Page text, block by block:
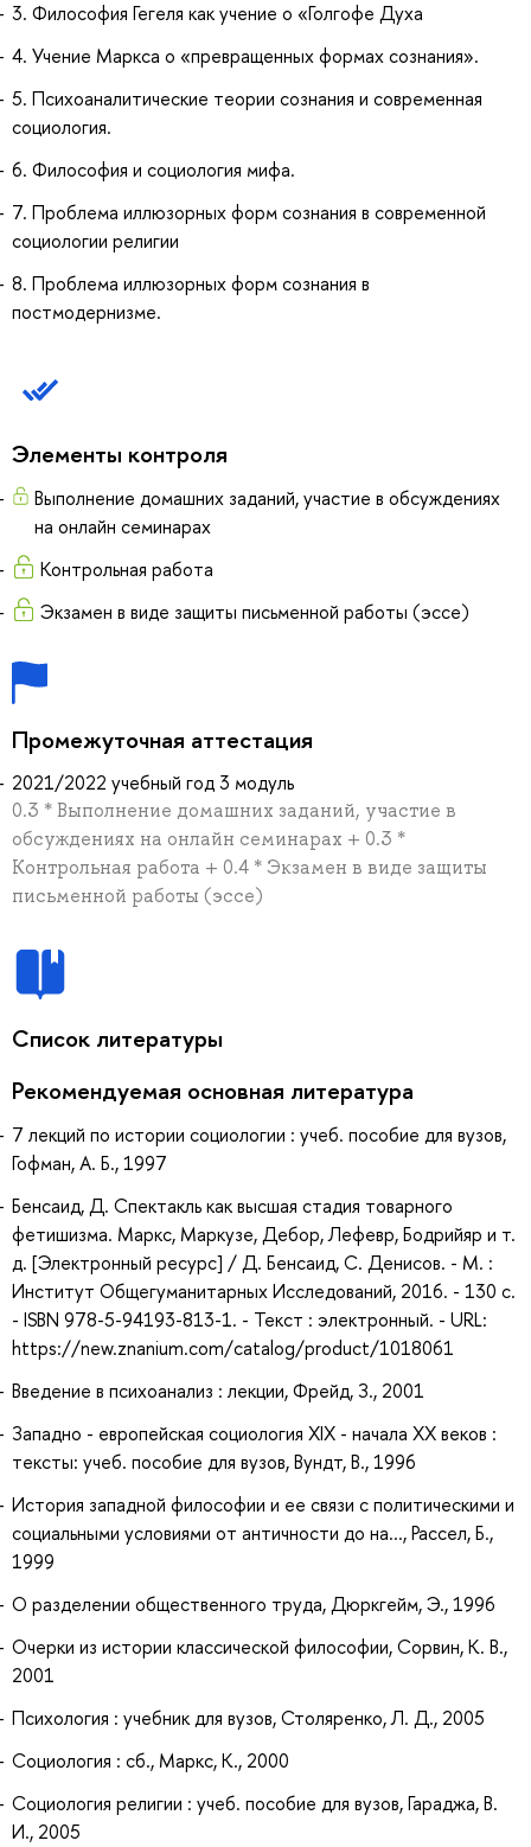
3. Философия Гегеля как учение о «Голгофе Духа
4. Учение Маркса о «превращенных формах сознания».
5. Психоаналитические теории сознания и современная
социология.
6. Философия и социология мифа.
7. Проблема иллюзорных форм сознания в современной
социологии религии
8. Проблема иллюзорных форм сознания в
постмодернизме.
Элементы контроля
Выполнение домашних заданий, участие в обсуждениях
на онлайн семинарах
Контрольная работа
Экзамен в виде защиты письменной работы (эссе)
Промежуточная аттестация
2021/2022 учебный год 3 модуль
0.3 * Выполнение домашних заданий, участие в
обсуждениях на онлайн семинарах + 0.3 *
Контрольная работа + 0.4 * Экзамен в виде защиты
письменной работы (эссе)
Список литературы
Рекомендуемая основная литература
7 лекций по истории социологии : учеб. пособие для вузов,
Гофман, А. Б., 1997
Бенсаид, Д. Спектакль как высшая стадия товарного
фетишизма. Маркс, Маркузе, Дебор, Лефевр, Бодрийяр и т.
д. [Электронный ресурс] / Д. Бенсаид, С. Денисов. - М. :
Институт Общегуманитарных Исследований, 2016. - 130 с.
- ISBN 978-5-94193-813-1. - Текст : электронный. - URL:
https://new.znanium.com/catalog/product/1018061
Введение в психоанализ : лекции, Фрейд, З., 2001
Западно - европейская социология XIX - начала XX веков :
тексты: учеб. пособие для вузов, Вундт, В., 1996
История западной философии и ее связи с политическими и
социальными условиями от античности до на..., Рассел, Б.,
1999
О разделении общественного труда, Дюркгейм, Э., 1996
Очерки из истории классической философии, Сорвин, К. В.,
2001
Психология : учебник для вузов, Столяренко, Л. Д., 2005
Социология : сб., Маркс, К., 2000
Социология религии : учеб. пособие для вузов, Гараджа, В.
И., 2005